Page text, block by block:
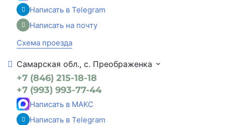
Написать в Telegram
Написать на почту
Схема проезда
Самарская обл., с. Преображенка
+7 (846) 215-18-18
+7 (993) 993-77-44
Написать в МАКС
Написать в Telegram